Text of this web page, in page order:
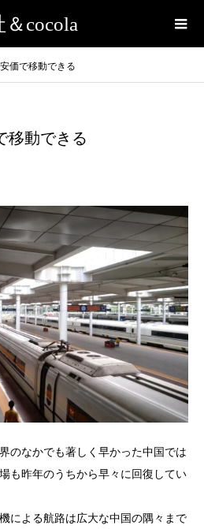
cocola
価で移動できる
移動できる
のなかでも著しく早かった中国では
も昨年のうちから早々に回復してい
による航路は広大な中国の隅々まで